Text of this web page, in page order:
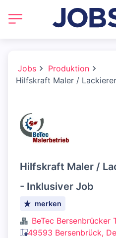
Jobs
Produktion
Hilfskraft Maler /
Hilfskraft Maler /
- Inklusiver Job
merken
BeTec Bersenbrücker
49593 Bersenbrück,